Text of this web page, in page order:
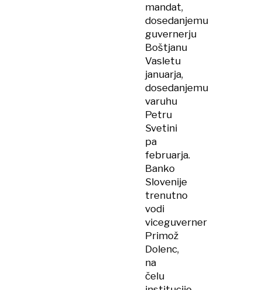
mandat,
dosedanjemu
guvernerju
Boštjanu
Vasletu
januarja,
dosedanjemu
varuhu
Petru
Svetini
pa
februarja.
Banko
Slovenije
trenutno
vodi
viceguverner
Primož
Dolenc,
na
čelu